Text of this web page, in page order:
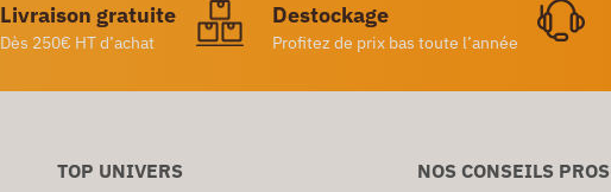
Livraison gratuite
Dès 250€ HT d’achat
Destockage
Profitez de prix bas toute l’année
TOP UNIVERS
NOS CONSEILS PROS